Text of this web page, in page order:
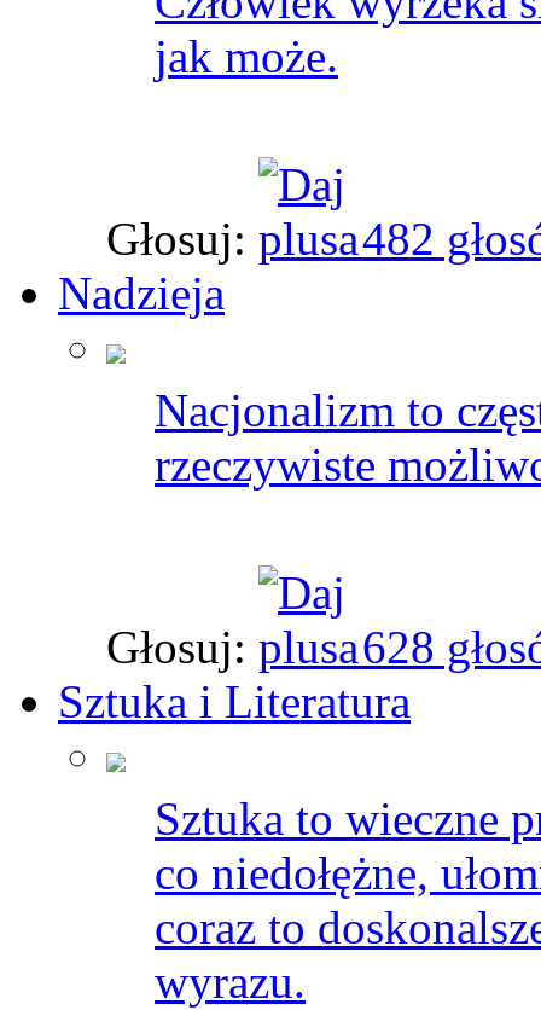
jak może.
Głosuj:
482
Nadzieja
Nacjonalizm to
rzeczywiste
Głosuj:
628
Sztuka i Literatura
Sztuka to wieczne
co niedołężne,
coraz to
wyrazu.